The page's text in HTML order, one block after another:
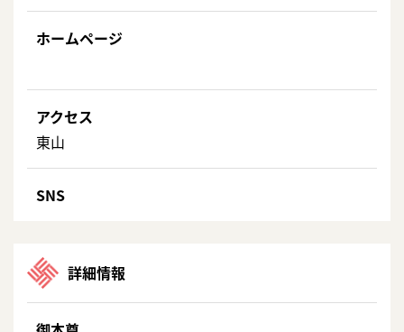
ホームページ
アクセス
東山
SNS
詳細情報